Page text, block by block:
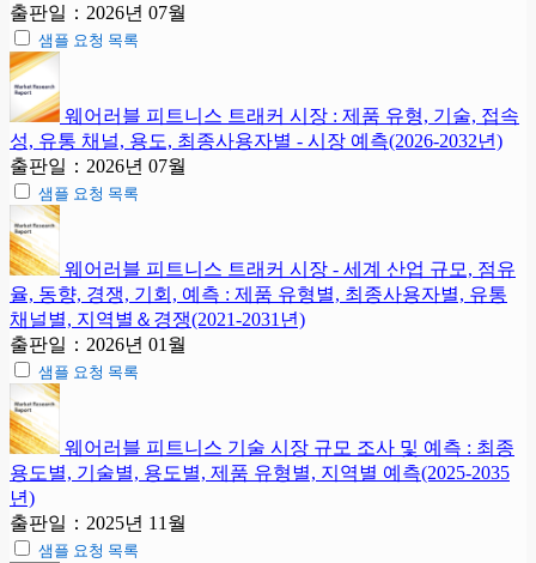
출판일：2026년 07월
샘플 요청 목록
웨어러블 피트니스 트래커 시장 : 제품 유형, 기술, 접속
성, 유통 채널, 용도, 최종사용자별 - 시장 예측(2026-2032년)
출판일：2026년 07월
샘플 요청 목록
웨어러블 피트니스 트래커 시장 - 세계 산업 규모, 점유
율, 동향, 경쟁, 기회, 예측 : 제품 유형별, 최종사용자별, 유통
채널별, 지역별＆경쟁(2021-2031년)
출판일：2026년 01월
샘플 요청 목록
웨어러블 피트니스 기술 시장 규모 조사 및 예측 : 최종
용도별, 기술별, 용도별, 제품 유형별, 지역별 예측(2025-2035
년)
출판일：2025년 11월
샘플 요청 목록